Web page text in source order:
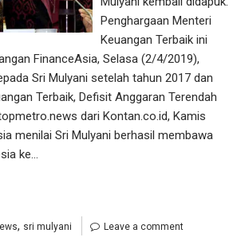
Penghargaan Menteri
Keuangan Terbaik ini
FinanceAsia, Selasa (2/4/2019),
Sri Mulyani setelah tahun 2017 dan
Terbaik, Defisit Anggaran Terendah
dari Kontan.co.id, Kamis
menilai Sri Mulyani berhasil membawa
ke…
, sri mulyani Leave a comment